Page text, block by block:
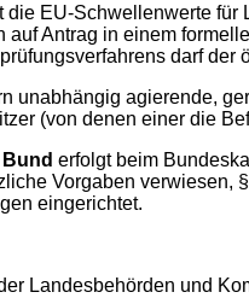
EU-Schwellenwerte
Antrag in einem
darf
unabhängig agierende,
(von denen einer die
Bund erfolgt beim
Vorgaben verwiesen, §
eingerichtet.
Landesbehörden und